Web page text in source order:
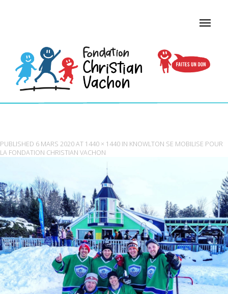
PUBLISHED 6 MARS 2020AT 1440 × 1440 IN KNOWLTON SE MOBILISE POUR
LA FONDATION CHRISTIAN VACHON